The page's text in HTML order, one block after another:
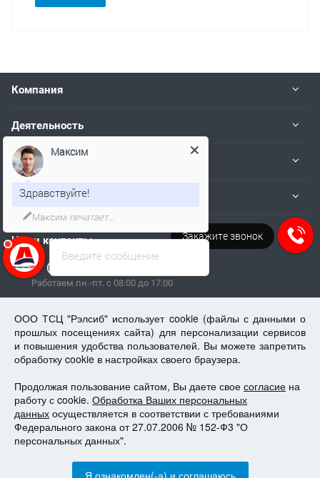
Компания
Деятельность
Информация
Пользователям
Наши контакты
+7 (383) 383-02-94
Работаем пн.-пт. с 08:00 до 17:00
Новосибирск, Немировича-Данченко, 128/1
tech@kip.su
Все права защищены.
ООО ТСЦ "Рэлсиб" использует cookie (файлы с данными о
прошлых посещениях сайта) для персонализации сервисов
и повышения удобства пользователей. Вы можете запретить
обработку cookie в настройках своего браузера.
Продолжая пользование сайтом, Вы даете свое согласие на
работу с cookie. Обработка Ваших персональных
данных осуществляется в соответствии с требованиями
Федерального закона от 27.07.2006 № 152-Ф3 "О
персональных данных".
Я ознакомлен(-а) и соглашаюсь
Закажите звонок Напишите нам в VK
Введите сообщение
Максим
Здравствуйте!